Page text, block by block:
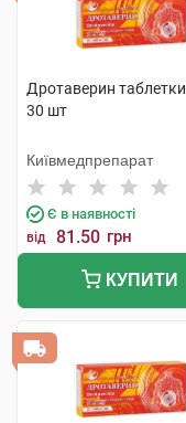
Дротаверин
30 шт
Київмедпрепарат
Є в наявності
від 81.50 грн
КУПИТИ